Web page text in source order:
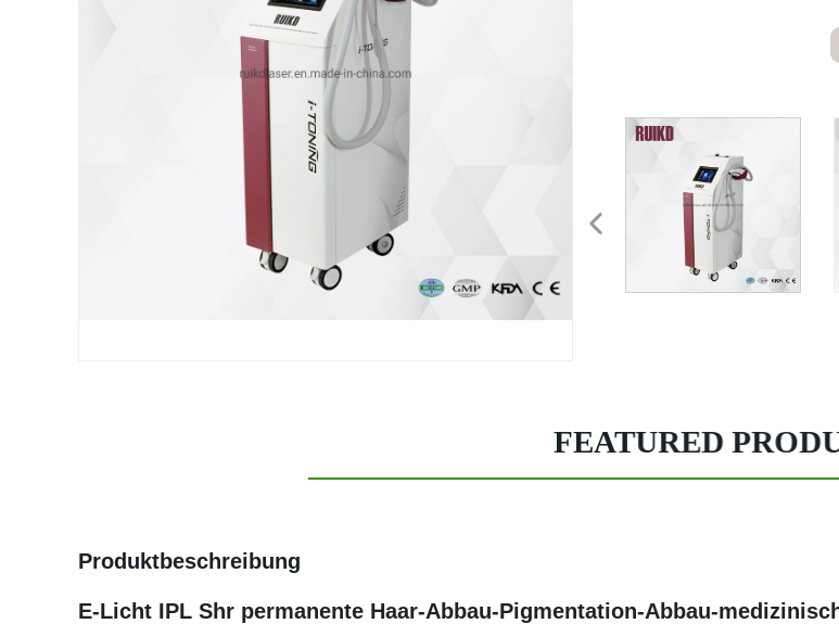
FEATURED
Produktbeschreibung
E-Licht IPL Shr permanente Haar-Abbau-Pigmentation-Abbau-